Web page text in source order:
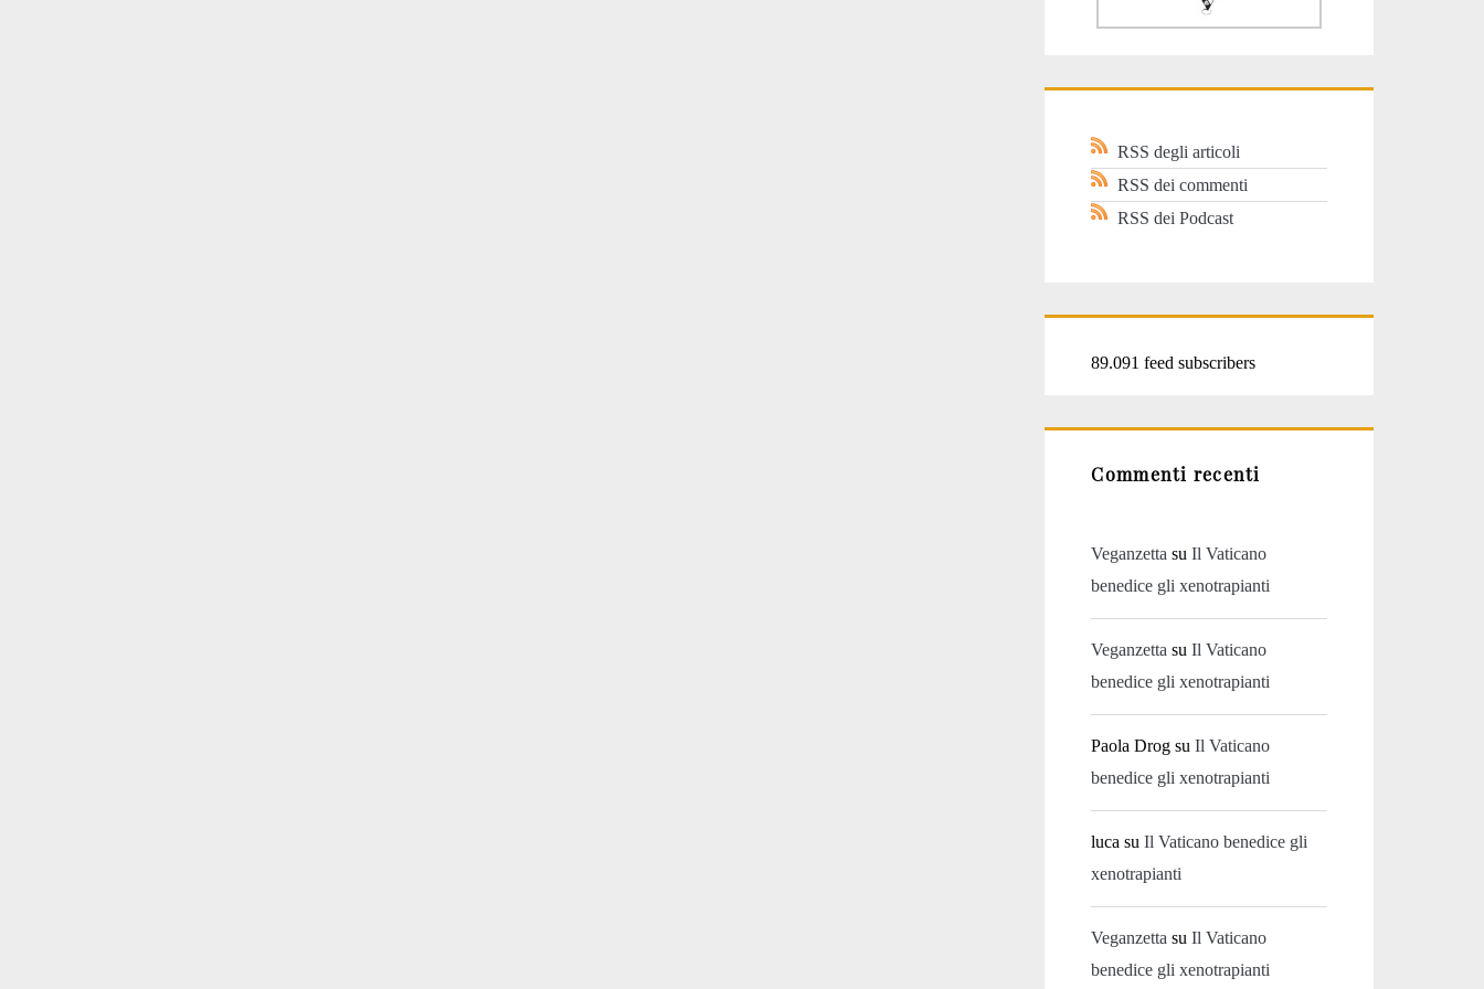
RSS degli articoli
RSS dei commenti
RSS dei Podcast
89.091 feed subscribers
Commenti recenti
Veganzetta suIl Vaticano
benedice gli xenotrapianti
Veganzetta suIl Vaticano
benedice gli xenotrapianti
Paola Drog suIl Vaticano
benedice gli xenotrapianti
luca suIl Vaticano benedice gli
xenotrapianti
Veganzetta suIl Vaticano
benedice gli xenotrapianti